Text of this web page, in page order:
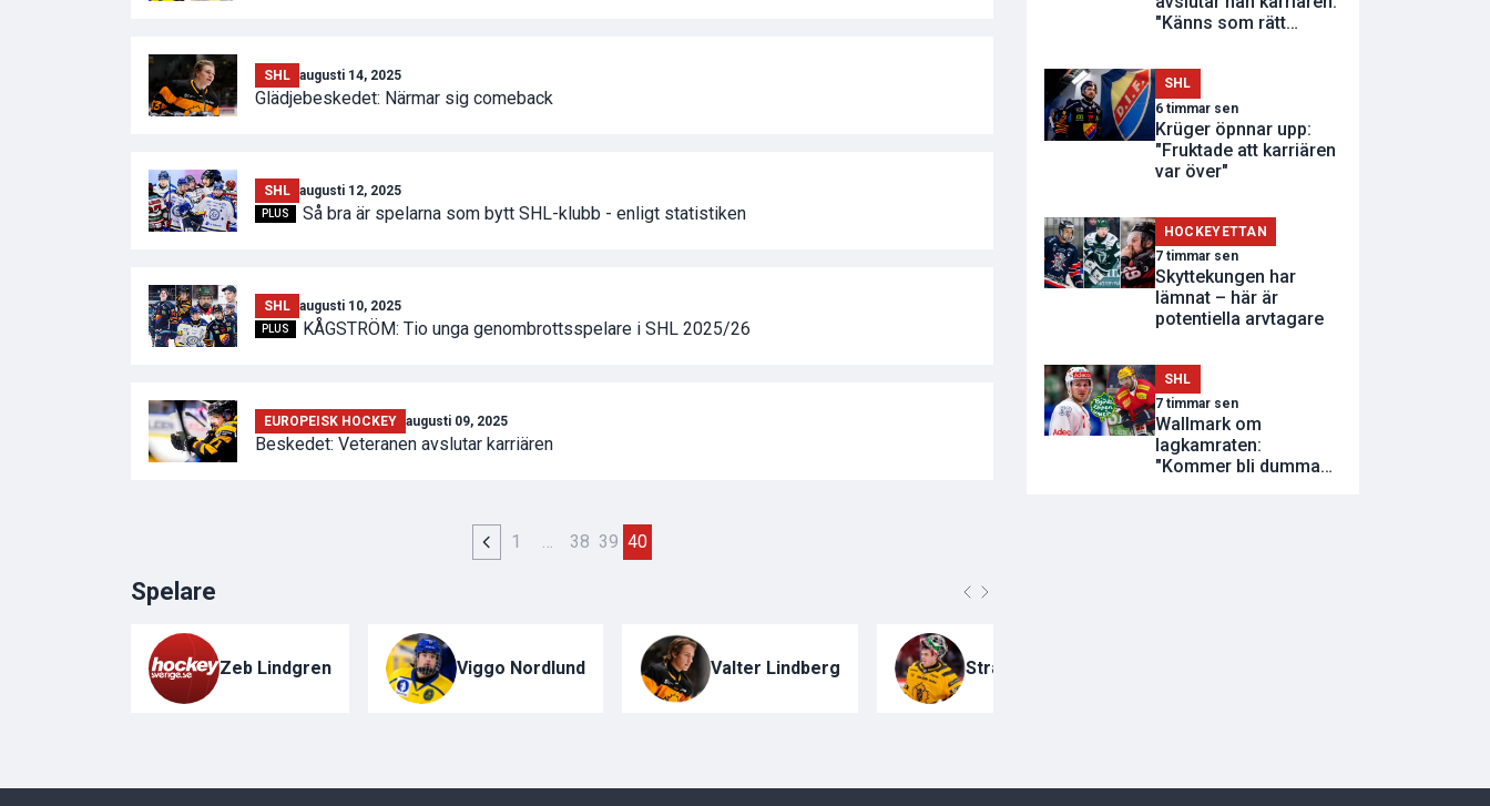
SHL augusti 14, 2025
Glädjebeskedet: Närmar sig comeback
SHL augusti 12, 2025
PLUS Så bra är spelarna som bytt SHL-klubb - enligt statistiken
SHL augusti 10, 2025
PLUS KÅGSTRÖM: Tio unga genombrottsspelare i SHL 2025/26
EUROPEISK HOCKEY augusti 09, 2025
Beskedet: Veteranen avslutar karriären
1 … 38 39 40
Spelare
Zeb Lindgren Viggo Nordlund Valter Lindberg Strauss Mann
"Känns som rätt
SHL
6 timmar sen
Krüger öpnnar upp:
"Fruktade att karriären
var över"
HOCKEYETTAN
7 timmar sen
Skyttekungen har
lämnat – här är
potentiella arvtagare
SHL
7 timmar sen
Wallmark om
lagkamraten:
"Kommer bli dumma